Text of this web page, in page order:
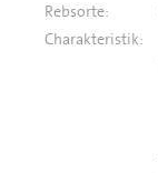
Rebsorte:
Charakteristik: